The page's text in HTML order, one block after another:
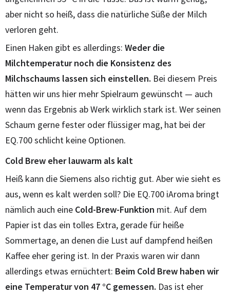
aber nicht so heiß, dass die natürliche Süße der Milch
verloren geht.
Einen Haken gibt es allerdings: Weder die
Milchtemperatur noch die Konsistenz des
Milchschaums lassen sich einstellen. Bei diesem Preis
hätten wir uns hier mehr Spielraum gewünscht — auch
wenn das Ergebnis ab Werk wirklich stark ist. Wer seinen
Schaum gerne fester oder flüssiger mag, hat bei der
EQ.700 schlicht keine Optionen.
Cold Brew eher lauwarm als kalt
Heiß kann die Siemens also richtig gut. Aber wie sieht es
aus, wenn es kalt werden soll? Die EQ.700 iAroma bringt
nämlich auch eine Cold-Brew-Funktion mit. Auf dem
Papier ist das ein tolles Extra, gerade für heiße
Sommertage, an denen die Lust auf dampfend heißen
Kaffee eher gering ist. In der Praxis waren wir dann
allerdings etwas ernüchtert: Beim Cold Brew haben wir
eine Temperatur von 47 °C gemessen. Das ist eher